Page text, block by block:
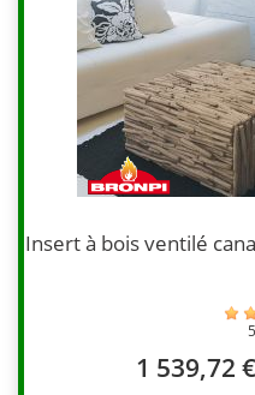
Insert à bois ventilé
1 539,72 €